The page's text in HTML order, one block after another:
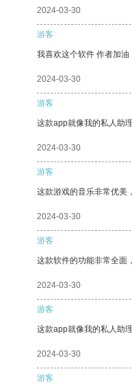
2024-03-30
游客
我喜欢这个软件 作者加油
2024-03-30
游客
这款app就像我的私人助
2024-03-30
游客
这款游戏的音乐非常优美
2024-03-30
游客
这款软件的功能非常全面
2024-03-30
游客
这款app就像我的私人助
2024-03-30
游客